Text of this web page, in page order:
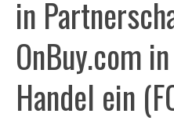
in
OnBuy.com
Handel ein